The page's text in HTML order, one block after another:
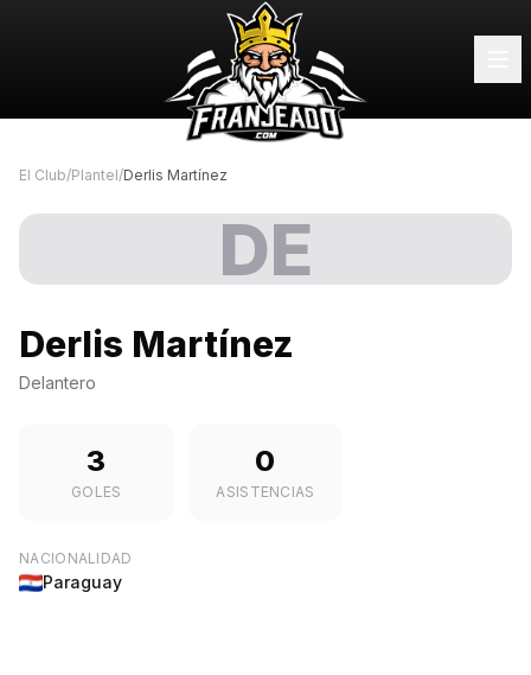
El Club/Plantel/Derlis Martínez
DE
Derlis Martínez
Delantero
3
GOLES
0
ASISTENCIAS
NACIONALIDAD
Paraguay